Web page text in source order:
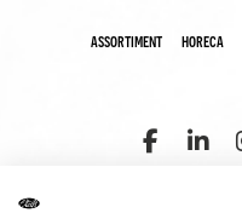
assortiment horeca